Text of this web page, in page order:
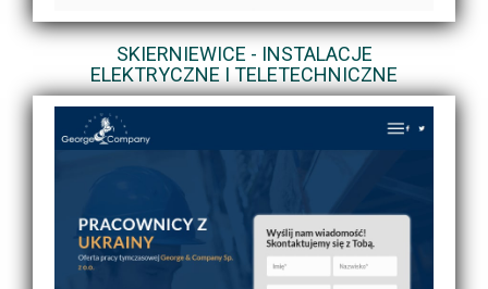
SKIERNIEWICE - INSTALACJE
ELEKTRYCZNE I TELETECHNICZNE